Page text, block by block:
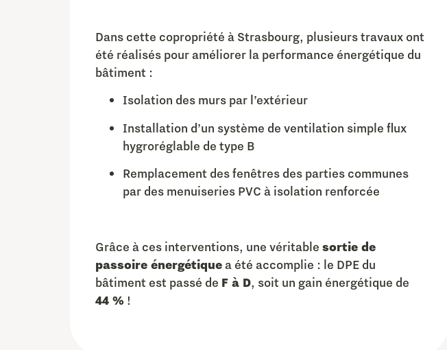
Dans cette copropriété à Strasbourg, plusieurs travaux ont
été réalisés pour améliorer la performance énergétique du
bâtiment :
Isolation des murs par l’extérieur
Installation d’un système de ventilation simple flux
hygroréglable de type B
Remplacement des fenêtres des parties communes
par des menuiseries PVC à isolation renforcée
Grâce à ces interventions, une véritable sortie de
passoire énergétiquea été accomplie : le DPE du
bâtiment est passé de F à D, soit un gain énergétique de
44 % !